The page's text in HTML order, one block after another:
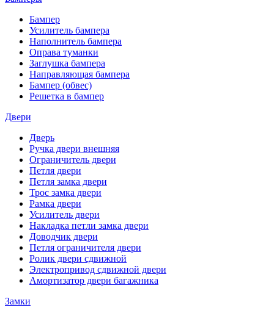
Бампер
Усилитель бампера
Наполнитель бампера
Оправа туманки
Заглушка бампера
Направляющая бампера
Бампер (обвес)
Решетка в бампер
Двери
Дверь
Ручка двери внешняя
Ограничитель двери
Петля двери
Петля замка двери
Трос замка двери
Рамка двери
Усилитель двери
Накладка петли замка двери
Доводчик двери
Петля ограничителя двери
Ролик двери сдвижной
Электропривод сдвижной двери
Амортизатор двери багажника
Замки